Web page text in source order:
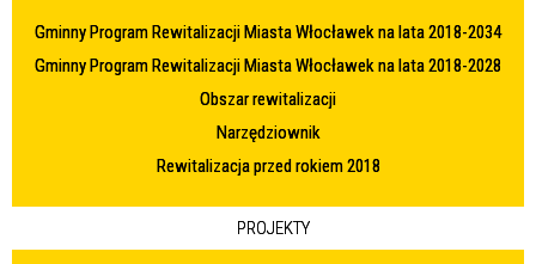
Gminny Program Rewitalizacji Miasta Włocławek na lata 2018-2034
Gminny Program Rewitalizacji Miasta Włocławek na lata 2018-2028
Obszar rewitalizacji
Narzędziownik
Rewitalizacja przed rokiem 2018
PROJEKTY